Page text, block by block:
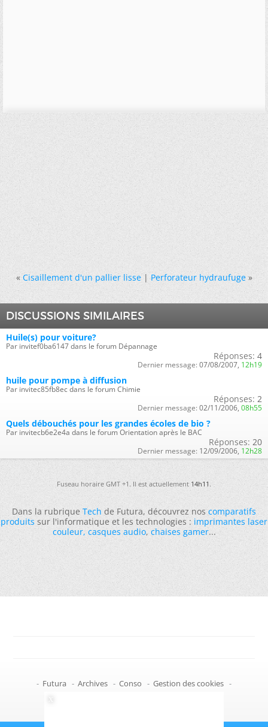
« Cisaillement d'un pallier lisse|Perforateur hydraufuge »
DISCUSSIONS SIMILAIRES
Huile(s) pour voiture?
Par invitef0ba6147 dans le forum Dépannage
Réponses: 4
Dernier message: 07/08/2007, 12h19
huile pour pompe à diffusion
Par invitec85fb8ec dans le forum Chimie
Réponses: 2
Dernier message: 02/11/2006, 08h55
Quels débouchés pour les grandes écoles de bio ?
Par invitecb6e2e4a dans le forum Orientation après le BAC
Réponses: 20
Dernier message: 12/09/2006, 12h28
Fuseau horaire GMT +1. Il est actuellement14h11.
Dans la rubriqueTechde Futura, découvrez noscomparatifs
produitssur l'informatique et les technologies :imprimantes laser
couleur,casques audio,chaises gamer...
- Futura - Archives - Conso - Gestion des cookies -